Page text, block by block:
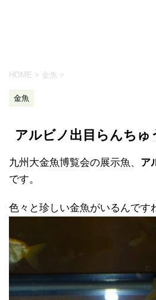
HOME > 金魚 >
金魚
アルビノ出目らんちゅ
九州大金魚博覧会の展示魚、 ア
です。
色々と珍しい金魚がいるんです